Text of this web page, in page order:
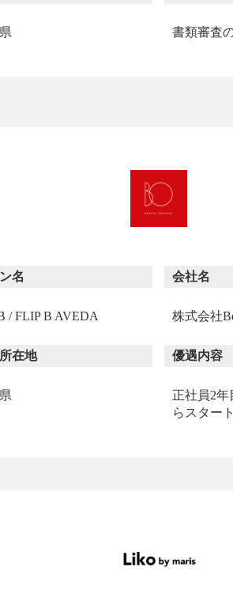
書類審査
名 会社名
/ FLIP B AVEDA 株式会社
在地 優遇内容
正社員2年
らスター